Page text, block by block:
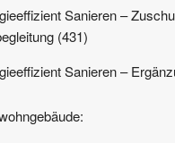
Sanieren –
(431)
Sanieren –